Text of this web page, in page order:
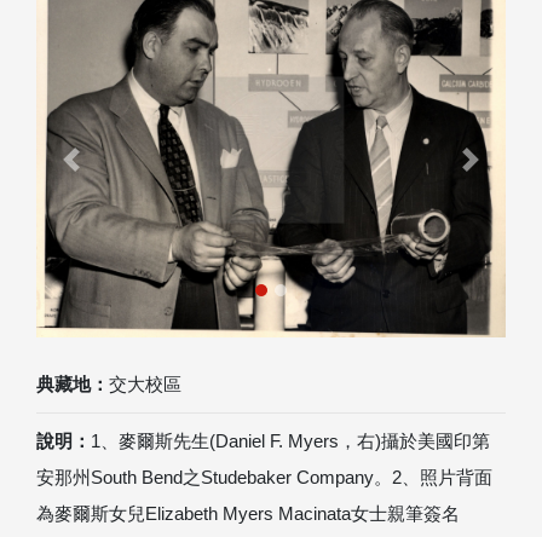
典藏地： 交大校區
說明： 1、麥爾斯先生(Daniel F. Myers，右)攝於美國印第
安那州South Bend之Studebaker Company。2、照片背面
為麥爾斯女兒Elizabeth Myers Macinata女士親筆簽名
Previous Next